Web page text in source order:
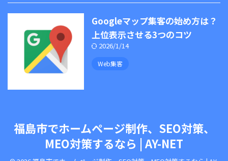
Googleマップ集客の始め方は？
上位表示させる3つのコツ
2026/1/14
Web集客
福島市でホームページ制作、SEO対策、
MEO対策するなら | AY-NET